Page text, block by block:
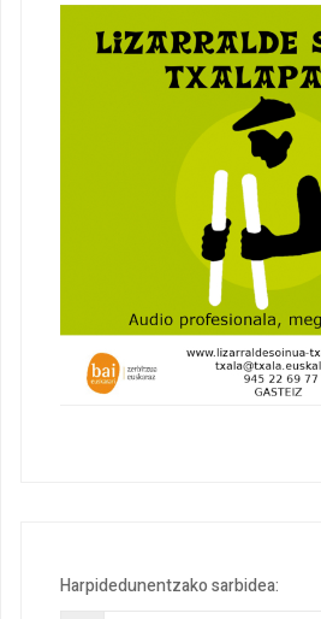
Harpidedunentzako sarbidea: